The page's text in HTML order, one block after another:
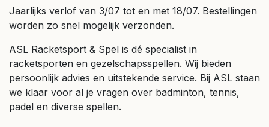
Jaarlijks verlof van 3/07 tot en met 18/07. Bestellingen
worden zo snel mogelijk verzonden.
ASL Racketsport & Spel is dé specialist in
racketsporten en gezelschapsspellen. Wij bieden
persoonlijk advies en uitstekende service. Bij ASL staan
we klaar voor al je vragen over badminton, tennis,
padel en diverse spellen.